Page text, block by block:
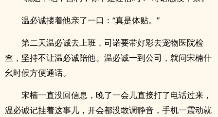
温必诚搂着他亲了一口：“真是体贴。”
第二天温必诚去上班，司诺要带好彩去宠物医院检
查，坚持不让温必诚陪他。温必诚一到公司，就问宋楠什
幺时候方便通话。
宋楠一直没回信息，晚了一会儿直接打了电话过来，
温必诚记挂着这事儿，开会都没敢调静音，手机一震动就